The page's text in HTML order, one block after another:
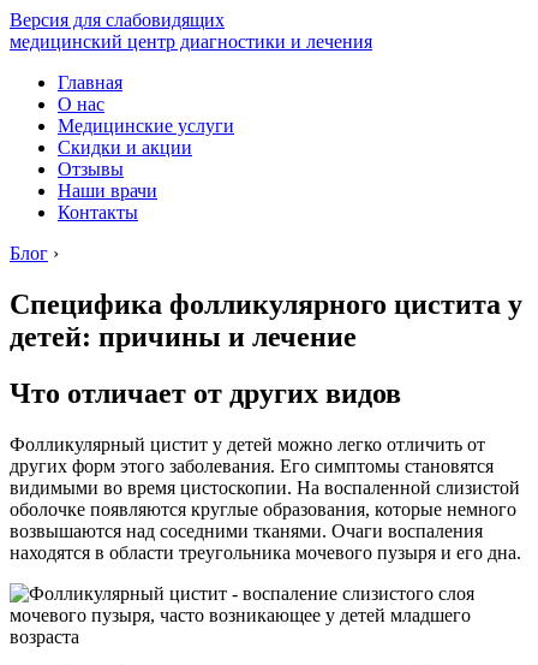
Версия для слабовидящих
медицинский центр диагностики и лечения
Главная
О нас
Медицинские услуги
Скидки и акции
Отзывы
Наши врачи
Контакты
Блог ›
Специфика фолликулярного цистита у
детей: причины и лечение
Что отличает от других видов
Фолликулярный цистит у детей можно легко отличить от
других форм этого заболевания. Его симптомы становятся
видимыми во время цистоскопии. На воспаленной слизистой
оболочке появляются круглые образования, которые немного
возвышаются над соседними тканями. Очаги воспаления
находятся в области треугольника мочевого пузыря и его дна.